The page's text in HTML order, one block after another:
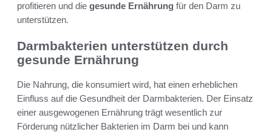
profitieren und die gesunde Ernährung für den Darm zu
unterstützen.
Darmbakterien unterstützen durch
gesunde Ernährung
Die Nahrung, die konsumiert wird, hat einen erheblichen
Einfluss auf die Gesundheit der Darmbakterien. Der Einsatz
einer ausgewogenen Ernährung trägt wesentlich zur
Förderung nützlicher Bakterien im Darm bei und kann